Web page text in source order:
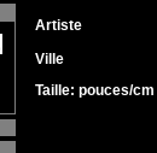
Artiste
Ville
Taille: pouces/cm